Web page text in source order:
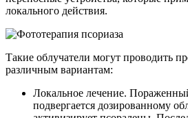
локального действия.
Такие облучатели могут проводить
различным вариантам:
Локальное лечение.
подвергается дозированному